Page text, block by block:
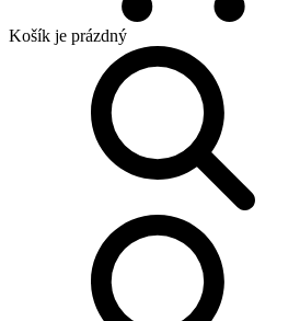
Košík je prázdný